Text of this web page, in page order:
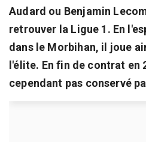
Audard ou Benjamin
retrouver la Ligue 1. En
dans le Morbihan, il joue
l'élite. En fin de contrat en
cependant pas conservé